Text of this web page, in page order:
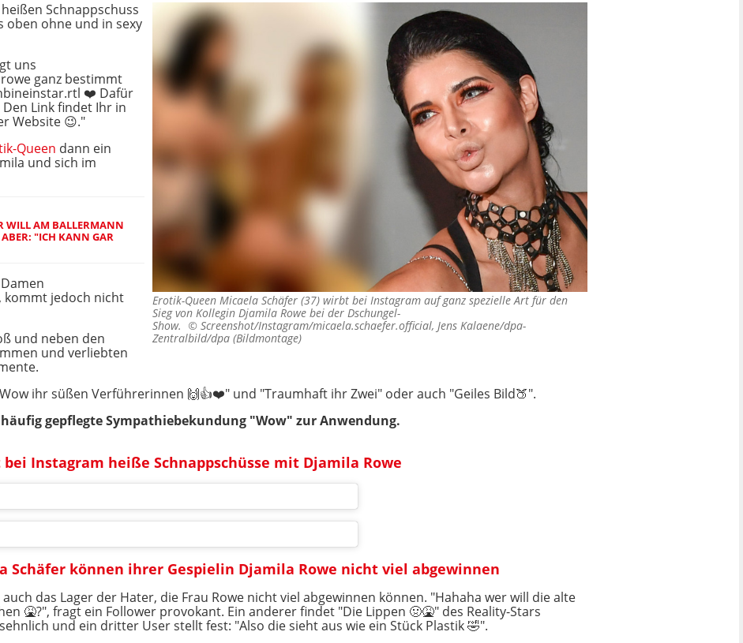
Erotik-Queen Micaela Schäfer (37) wirbt bei Instagram auf ganz spezielle Art für den
Sieg von Kollegin Djamila Rowe bei der Dschungel-
Show. © Screenshot/Instagram/micaela.schaefer.official, Jens Kalaene/dpa-
Zentralbild/dpa (Bildmontage)
Schnappschuss
oben ohne und in sexy
uns
ganz bestimmt
❤️ Dafür
Link findet Ihr in
Website 😉."
Queen dann ein
und sich im
WILL AM BALLERMANN
"ICH KANN GAR
kommt jedoch nicht
und neben den
und verliebten
ihr süßen Verführerinnen 🙌👍❤️" und "Traumhaft ihr Zwei" oder auch "Geiles Bild🍑".
gepflegte Sympathiebekundung "Wow" zur Anwendung.
Instagram heiße Schnappschüsse mit Djamila Rowe
Schäfer können ihrer Gespielin Djamila Rowe nicht viel abgewinnen
das Lager der Hater, die Frau Rowe nicht viel abgewinnen können. "Hahaha wer will die alte
🤮?", fragt ein Follower provokant. Ein anderer findet "Die Lippen 🤢🤮" des Reality-Stars
und ein dritter User stellt fest: "Also die sieht aus wie ein Stück Plastik 🤣".